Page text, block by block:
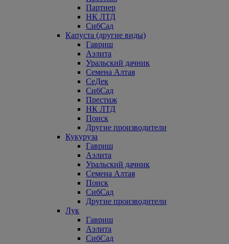
Партнер
НК ЛТД
СибСад
Капуста (другие виды)
Гавриш
Аэлита
Уральский дачник
Семена Алтая
СеДек
СибСад
Престиж
НК ЛТД
Поиск
Другие производители
Кукуруза
Гавриш
Аэлита
Уральский дачник
Семена Алтая
Поиск
СибСад
Другие производители
Лук
Гавриш
Аэлита
СибСад